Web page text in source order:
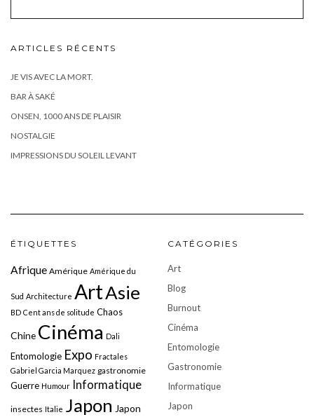
ARTICLES RÉCENTS
JE VIS AVEC LA MORT.
BAR À SAKÉ
ONSEN, 1000 ANS DE PLAISIR
NOSTALGIE
IMPRESSIONS DU SOLEIL LEVANT
ÉTIQUETTES
Afrique Amérique Amérique du
Sud Architecture ArtAsie
BD Cent ans de solitude Chaos
Chine Cinéma Dali
Entomologie Expo Fractales
Gabriel Garcia Marquez gastronomie
Guerre Humour Informatique
insectes Italie Japon Japon
CATÉGORIES
Art
Blog
Burnout
Cinéma
Entomologie
Gastronomie
Informatique
Japon